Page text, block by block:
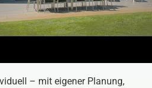
– mit eigener Planung,